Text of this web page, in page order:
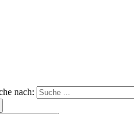
nach: